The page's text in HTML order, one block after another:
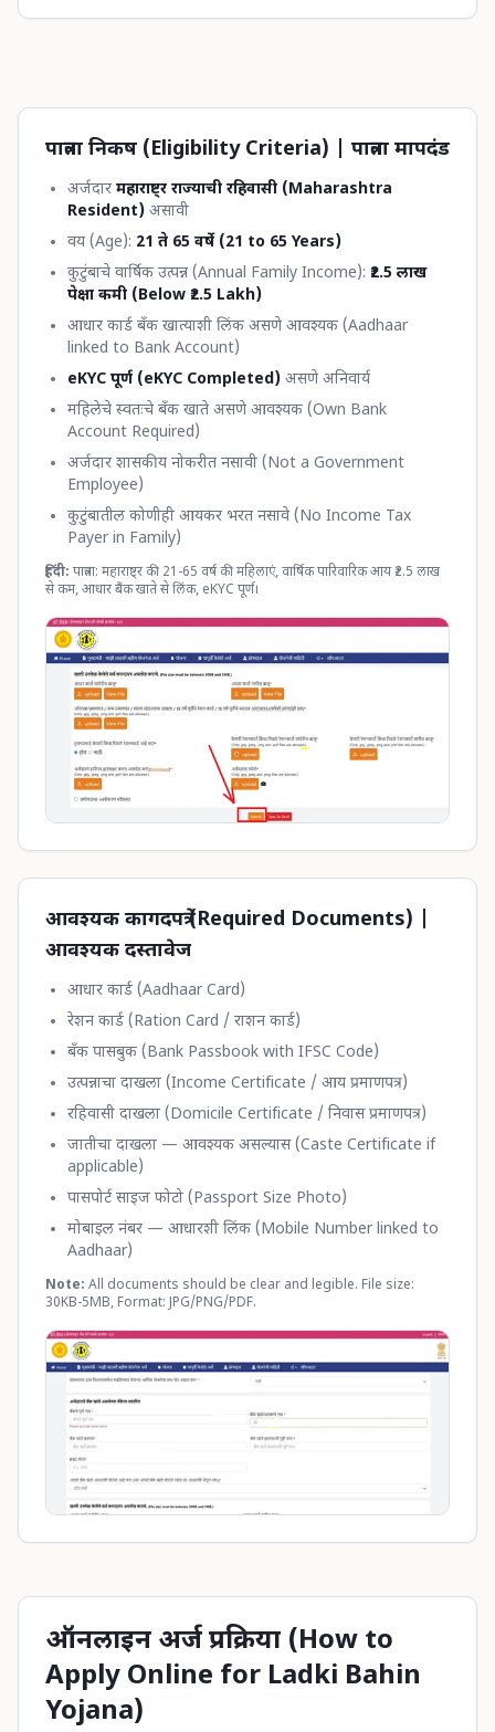
पात्रता निकष (Eligibility Criteria) | पात्रता मापदंड
अर्जदार महाराष्ट्र राज्याची रहिवासी (Maharashtra
Resident) असावी
वय (Age): 21 ते 65 वर्षे (21 to 65 Years)
कुटुंबाचे वार्षिक उत्पन्न (Annual Family Income): ₹2.5 लाख
पेक्षा कमी (Below ₹2.5 Lakh)
आधार कार्ड बँक खात्याशी लिंक असणे आवश्यक (Aadhaar
linked to Bank Account)
eKYC पूर्ण (eKYC Completed) असणे अनिवार्य
महिलेचे स्वतःचे बँक खाते असणे आवश्यक (Own Bank
Account Required)
अर्जदार शासकीय नोकरीत नसावी (Not a Government
Employee)
कुटुंबातील कोणीही आयकर भरत नसावे (No Income Tax
Payer in Family)
हिंदी: पात्रता: महाराष्ट्र की 21-65 वर्ष की महिलाएं, वार्षिक पारिवारिक आय ₹2.5 लाख
से कम, आधार बैंक खाते से लिंक, eKYC पूर्ण।
आवश्यक कागदपत्रे (Required Documents) |
आवश्यक दस्तावेज
आधार कार्ड (Aadhaar Card)
रेशन कार्ड (Ration Card / राशन कार्ड)
बँक पासबुक (Bank Passbook with IFSC Code)
उत्पन्नाचा दाखला (Income Certificate / आय प्रमाणपत्र)
रहिवासी दाखला (Domicile Certificate / निवास प्रमाणपत्र)
जातीचा दाखला — आवश्यक असल्यास (Caste Certificate if
applicable)
पासपोर्ट साइज फोटो (Passport Size Photo)
मोबाइल नंबर — आधारशी लिंक (Mobile Number linked to
Aadhaar)
Note: All documents should be clear and legible. File size:
30KB-5MB, Format: JPG/PNG/PDF.
ऑनलाइन अर्ज प्रक्रिया (How to
Apply Online for Ladki Bahin
Yojana)